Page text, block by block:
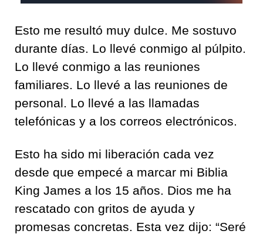
Esto me resultó muy dulce. Me sostuvo
durante días. Lo llevé conmigo al púlpito.
Lo llevé conmigo a las reuniones
familiares. Lo llevé a las reuniones de
personal. Lo llevé a las llamadas
telefónicas y a los correos electrónicos.
Esto ha sido mi liberación cada vez
desde que empecé a marcar mi Biblia
King James a los 15 años. Dios me ha
rescatado con gritos de ayuda y
promesas concretas. Esta vez dijo: “Seré